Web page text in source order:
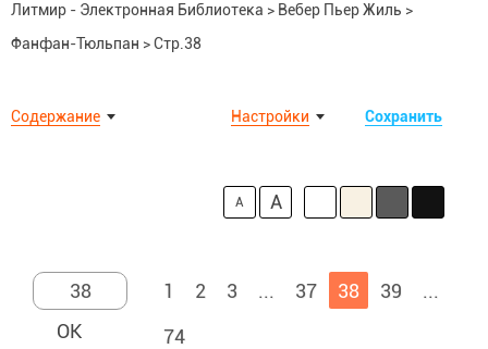
Литмир - Электронная Библиотека > Вебер Пьер Жиль >
Фанфан-Тюльпан >Стр.38
Содержание Сохранить
Настройки
A A
1 2 3 ... 37 38 39
...
74